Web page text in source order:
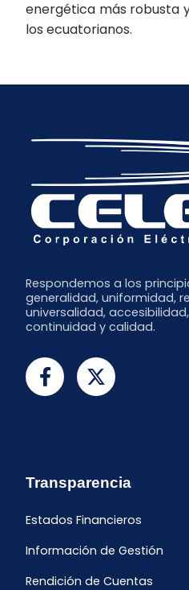
energética más robusta
los ecuatorianos.
Respondemos a los
generalidad, uniformidad,
universalidad,
continuidad y calidad.
Transparencia
Estados Financieros
Información de Gestión
Rendición de Cuentas